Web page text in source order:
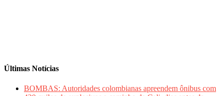
Últimas Notícias
BOMBAS: Autoridades colombianas apreendem ônibus com